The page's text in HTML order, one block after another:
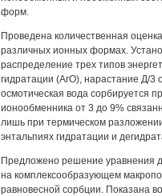
форм.
Проведена количественная
различных ионных формах.
распределение трех типов
гидратации (АгО), нарастание Д/
осмотическая вода сорбируется
ионообменника от 3 до 9%
лишь при термическом
энтальпиях гидратации и
Предложено решение уравнения
на комплексообразующем
равновесной сорбции. Показана